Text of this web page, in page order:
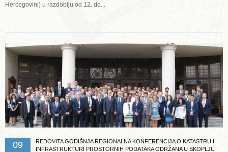
Hercegovini) u razdoblju od 12. do...Opširnije ...
09
REDOVITA GODIŠNJA REGIONALNA KONFERENCIJA O KATASTRU I
INFRASTRUKTURI PROSTORNIH PODATAKA ODRŽANA U SKOPLJU